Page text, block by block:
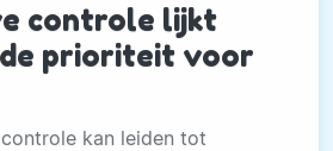
controle lijkt
prioriteit voor
kan leiden tot